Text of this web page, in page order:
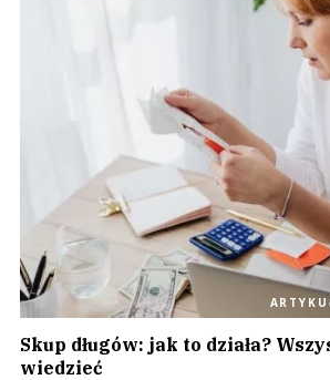
Skup długów: jak to działa?
wiedzieć